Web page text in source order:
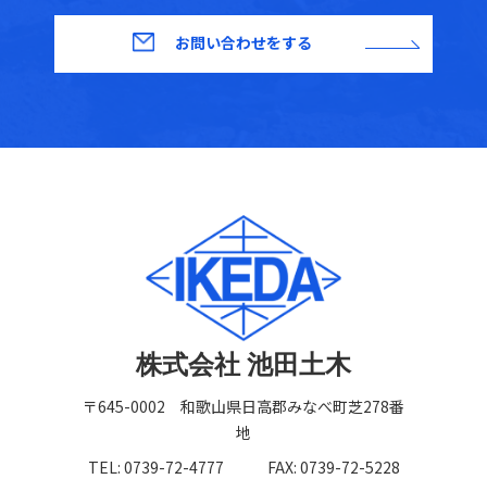
お問い合わせをする
株式会社 池田土木
〒645-0002 和歌山県日高郡みなべ町芝278番
地
TEL: 0739-72-4777
FAX: 0739-72-5228